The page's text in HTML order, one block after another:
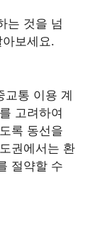
는 것을 넘
보세요.
교통 이용 계
고려하여
록 동선을
권에서는 환
절약할 수